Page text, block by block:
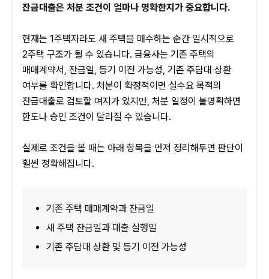
잔금대출은 처분 조건이 얼마나 명확한지가 중요합니다.
현재는 1주택자라도 새 주택을 매수하는 순간 일시적으로
2주택 구조가 될 수 있습니다. 금융사는 기존 주택의
매매계약서, 잔금일, 등기 이전 가능성, 기존 주담대 상환
여부를 확인합니다. 처분이 확정적이면 실수요 목적의
잔금대출로 검토할 여지가 있지만, 처분 일정이 불명확하면
한도나 승인 조건이 달라질 수 있습니다.
실제로 조건을 볼 때는 아래 항목을 먼저 정리해두면 판단이
훨씬 정확해집니다.
기존 주택 매매계약과 잔금일
새 주택 잔금일과 대출 실행일
기존 주담대 상환 및 등기 이전 가능성